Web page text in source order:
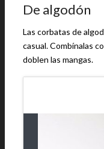
De algodón
Las corbatas de
casual. Combínalas
doblen las mangas.